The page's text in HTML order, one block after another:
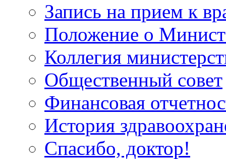
Запись на прием к
Положение о
Коллегия
Общественный совет
Финансовая
История
Спасибо, доктор!